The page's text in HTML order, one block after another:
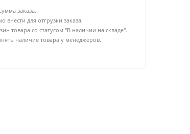
заказа.
внести для отгрузки заказа.
товара со статусом "В наличии на складе".
наличие товара у менеджеров.